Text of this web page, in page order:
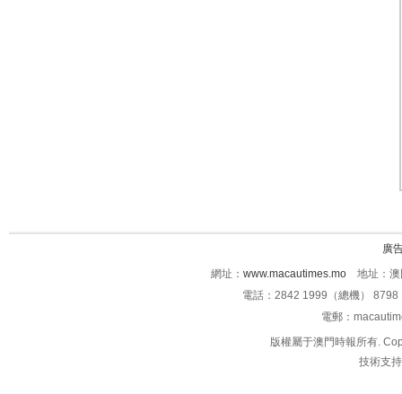
廣
網址： www.macautimes.mo 地址：澳
電話：2842 1999（總機）
電郵：
版權屬于澳門時報所有.
技術支